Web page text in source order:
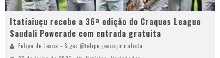
Itatiaiuçu recebe a 36ª edição do Craques League
Saudali Powerade com entrada gratuita
Felipe de Jesus - Siga: @felipe_jesusjornalista